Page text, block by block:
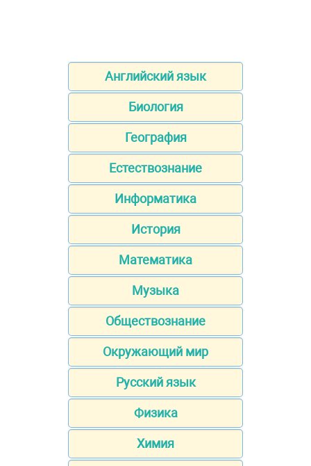
Английский язык
Биология
География
Естествознание
Информатика
История
Математика
Музыка
Обществознание
Окружающий мир
Русский язык
Физика
Химия